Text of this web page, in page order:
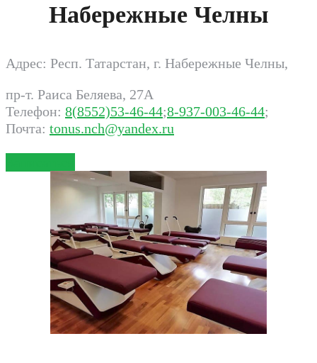
Набережные Челны
Адрес: Респ. Татарстан, г. Набережные Челны,
пр-т. Pаиса Беляева, 27А
Телефон: 8(8552)53-46-44;8-937-003-46-44;
Почта: tonus.nch@yandex.ru